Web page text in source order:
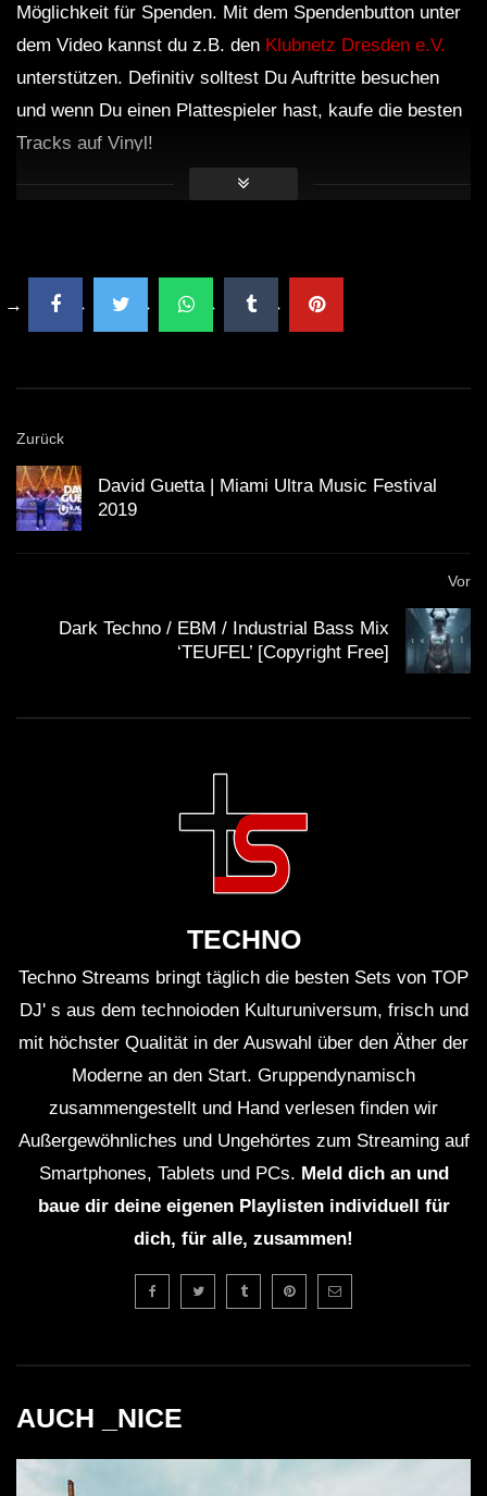
Möglichkeit für Spenden. Mit dem Spendenbutton unter
dem Video kannst du z.B. den Klubnetz Dresden e.V.
unterstützen. Definitiv solltest Du Auftritte besuchen
und wenn Du einen Plattespieler hast, kaufe die besten
Tracks auf Vinyl!
Zurück
David Guetta | Miami Ultra Music Festival
2019
Vor
Dark Techno / EBM / Industrial Bass Mix
‘TEUFEL’ [Copyright Free]
TECHNO
Techno Streams bringt täglich die besten Sets von TOP
DJ' s aus dem technoioden Kulturuniversum, frisch und
mit höchster Qualität in der Auswahl über den Äther der
Moderne an den Start. Gruppendynamisch
zusammengestellt und Hand verlesen finden wir
Außergewöhnliches und Ungehörtes zum Streaming auf
Smartphones, Tablets und PCs. Meld dich an und
baue dir deine eigenen Playlisten individuell für
dich, für alle, zusammen!
AUCH _NICE